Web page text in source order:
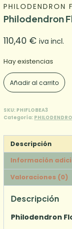
PHILODENDRON
Philodendron
110,40 € iva incl.
Hay existencias
Philodendron
Florida
Variegata
3
Añadir al carrito
SKU: PHIFLOBEA3
Categoría:
Descripción
Información
Valoraciones (0)
Descripción
Philodendron